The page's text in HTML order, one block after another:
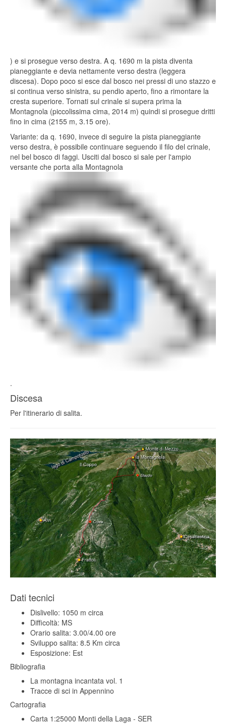
) e si prosegue verso destra. A q. 1690 m la pista diventa
pianeggiante e devia nettamente verso destra (leggera
discesa). Dopo poco si esce dal bosco nei pressi di uno stazzo e
si continua verso sinistra, su pendio aperto, fino a rimontare la
cresta superiore. Tornati sul crinale si supera prima la
Montagnola (piccolissima cima, 2014 m) quindi si prosegue dritti
fino in cima (2155 m, 3.15 ore).
Variante: da q. 1690, invece di seguire la pista pianeggiante
verso destra, è possibile continuare seguendo il filo del crinale,
nel bel bosco di faggi. Usciti dal bosco si sale per l'ampio
versante che porta alla Montagnola
.
Discesa
Per l'itinerario di salita.
Dati tecnici
Dislivello: 1050 m circa
Difficoltà: MS
Orario salita: 3.00/4.00 ore
Sviluppo salita: 8.5 Km circa
Esposizione: Est
Bibliografia
La montagna incantata vol. 1
Tracce di sci in Appennino
Cartografia
Carta 1:25000 Monti della Laga - SER